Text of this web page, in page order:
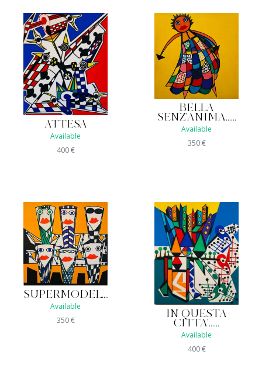
ATTESA
Available
400€
BELLA
SENZ'ANIMA......
Available
350€
SUPERMODEL....
Available
350€
IN QUESTA
CITTA'......
Available
400€